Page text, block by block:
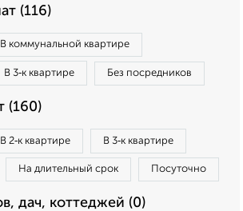
(116)
В коммунальной квартире
В 3‑к квартире Без посредников
(160)
В 2‑к квартире В 3‑к квартире
На длительный срок Посуточно
дач, коттеджей (0)